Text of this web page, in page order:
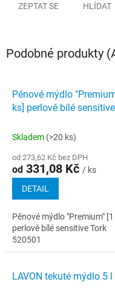
ZEPTAT SE HLÍDAT
Podobné produkty
Pěnové mýdlo
ks] perlově bílé sensitive
Skladem (>20 ks)
od 273,62 Kč bez DPH
od 331,08 Kč / ks
DETAIL
Pěnové mýdlo "Premium" [1
perlově bílé sensitive Tork
520501
LAVON tekuté mýdlo 5 l